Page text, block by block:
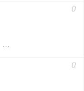
0
...
0